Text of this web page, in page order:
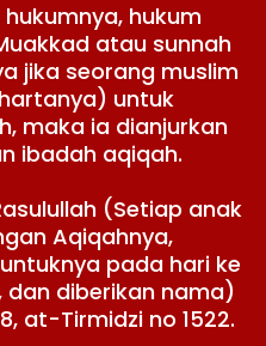
hukum
atau sunnah
jika seorang muslim
untuk
maka ia dianjurkan
ibadah aqiqah.
(Setiap anak
Aqiqahnya,
pada hari ke
dan diberikan nama)
at-Tirmidzi no 1522.